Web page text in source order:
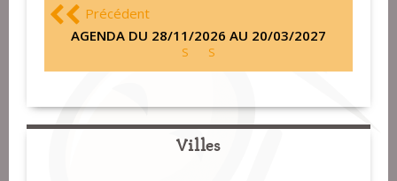
Précédent
AGENDA DU 28/11/2026 AU 20/03/2027
S S
Villes